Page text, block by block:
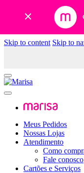
Skip to content Skip to
Meus Pedidos
Nossas Lojas
Atendimento
Como
Fale conosco
Cartões e Serviços